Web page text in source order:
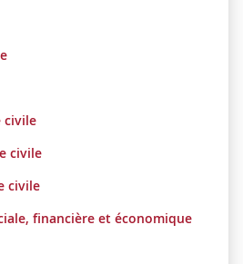
civile
civile
civile
financière et économique